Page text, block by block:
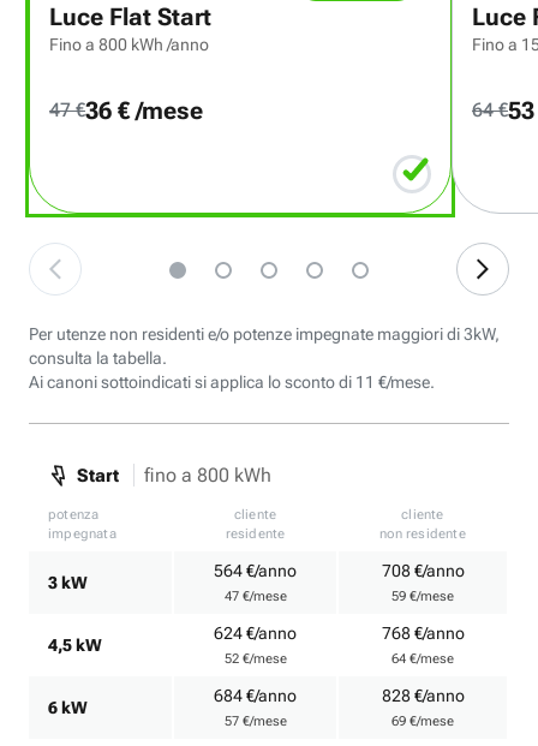
Luce Flat Start
Fino a 800 kWh /anno
47 €36 € /mese
Luce
Fino a
64 €
Per utenze non residenti e/o potenze impegnate maggiori di 3kW,
consulta la tabella.
Ai canoni sottoindicati si applica lo sconto di 11 €/mese.
Start fino a 800 kWh
potenza
impegnata
cliente
residente
cliente
non residente
3 kW
564 €/anno
47 €/mese
708 €/anno
59 €/mese
4,5 kW
624 €/anno
52 €/mese
768 €/anno
64 €/mese
6 kW
684 €/anno
57 €/mese
828 €/anno
69 €/mese